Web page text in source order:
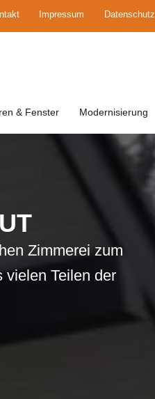
& Fenster Modernisierung
Impressum Datenschutz
Zimmerei zum
vielen Teilen der